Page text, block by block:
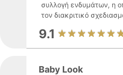
συλλογή ενδυμάτων, η
τον διακριτικό
9.1
Baby Look